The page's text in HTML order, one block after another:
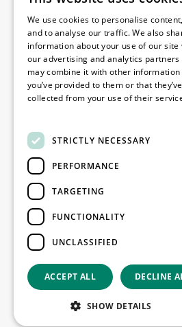
Legale
Disclaimer
Privacy policy
Cookie policy
Contact
Fii la curent
Rămâneți la curent: abonați-
newsletterele noastre de
Copyright © 2026
We use cookies to personalise
and to analyse our traffic. We also
information about your use of our site
our advertising and analytics partners
may combine it with other information
you’ve provided to them or that they’ve
collected from your use of their
STRICTLY NECESSARY
PERFORMANCE
TARGETING
FUNCTIONALITY
UNCLASSIFIED
ACCEPT ALL DECLINE
SHOW DETAILS